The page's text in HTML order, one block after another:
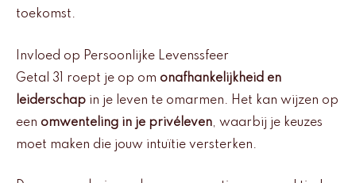
toekomst.
Invloed op Persoonlijke Levenssfeer
Getal 31 roept je op om onafhankelijkheid en
leiderschap in je leven te omarmen. Het kan wijzen op
een omwenteling in je privéleven, waarbij je keuzes
moet maken die jouw intuïtie versterken.